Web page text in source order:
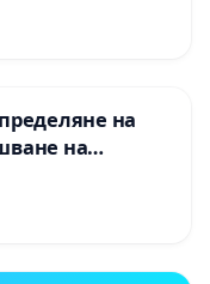
на
на
възел АМ
- к.к.